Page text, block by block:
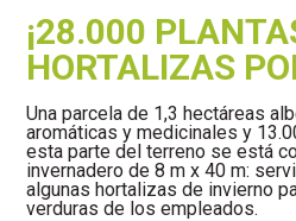
¡28.000
HORTALIZAS
Una parcela de 1,3 hectáreas
aromáticas y medicinales y
esta parte del terreno se está
invernadero de 8 m x 40 m:
algunas hortalizas de invierno
verduras de los empleados.